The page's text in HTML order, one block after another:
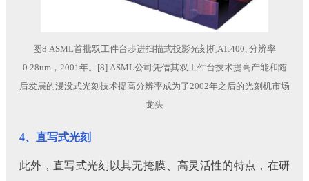
图8 ASML首批双工件台步进扫描式投影光刻机AT:400, 分辨率
0.28um，2001年。[8] ASML公司凭借其双工件台技术提高产能和随
后发展的浸没式光刻技术提高分辨率成为了2002年之后的光刻机市场
龙头
4、直写式光刻
此外，直写式光刻以其无掩膜、高灵活性的特点，在研